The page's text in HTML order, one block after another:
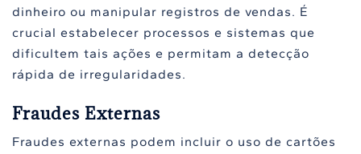
dinheiro ou manipular registros de vendas. É
crucial estabelecer processos e sistemas que
dificultem tais ações e permitam a detecção
rápida de irregularidades.
Fraudes Externas
Fraudes externas podem incluir o uso de cartões